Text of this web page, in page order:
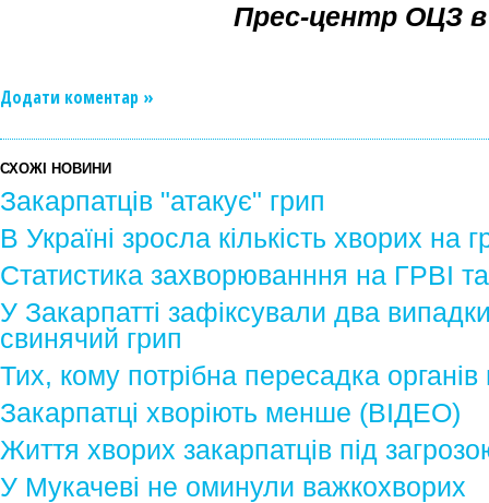
Прес-центр ОЦЗ в
Додати коментар »
СХОЖІ НОВИНИ
Закарпатців "атакує" грип
В Україні зросла кількість хворих на
Статистика захворюванння на ГРВІ
У Закарпатті зафіксували два
свинячий грип
Тих, кому потрібна пересадка
Закарпатці хворіють менше (ВІДЕО)
Життя хворих закарпатців під
У Мукачеві не оминули важкохворих